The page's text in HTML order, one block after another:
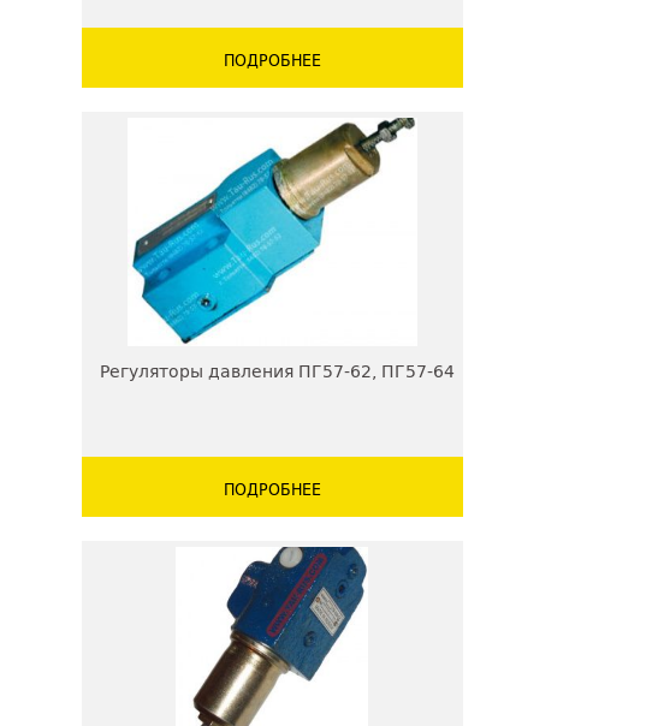
ПОДРОБНЕЕ
Регуляторы давления ПГ57-62, ПГ57-64
ПОДРОБНЕЕ